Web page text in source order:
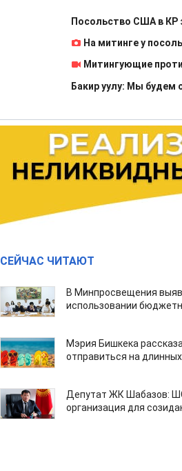
Посольство США в КР
На митинге у
Митингующие
Бакир уулу: Мы будем
СЕЙЧАС ЧИТАЮТ
В Минпросвещения
использовании
Мэрия Бишкека
отправиться на
Депутат ЖК Шабазов:
организация для